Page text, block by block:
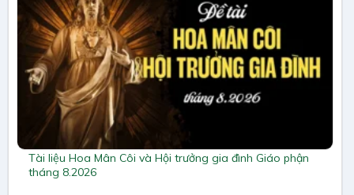
Tài liệu Hoa Mân Côi và Hội trưởng gia đình Giáo phận
tháng 8.2026